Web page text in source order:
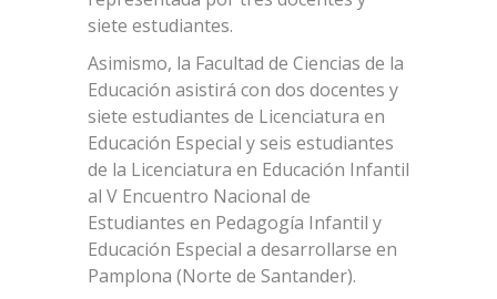
siete estudiantes.
Asimismo, la Facultad de Ciencias de la
Educación asistirá con dos docentes y
siete estudiantes de Licenciatura en
Educación Especial y seis estudiantes
de la Licenciatura en Educación Infantil
al V Encuentro Nacional de
Estudiantes en Pedagogía Infantil y
Educación Especial a desarrollarse en
Pamplona (Norte de Santander).